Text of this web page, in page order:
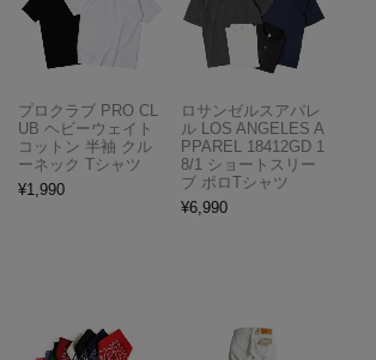
プロクラブ PRO CL
UB ヘビーウェイト
コットン 半袖 クル
ーネック Tシャツ
¥1,990
ロサンゼルスアパレ
ル LOS ANGELES A
PPAREL 18412GD 1
8/1 ショートスリー
ブ ポロTシャツ
¥6,990